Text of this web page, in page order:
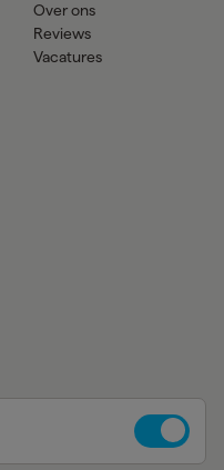
Over ons
Reviews
Vacatures